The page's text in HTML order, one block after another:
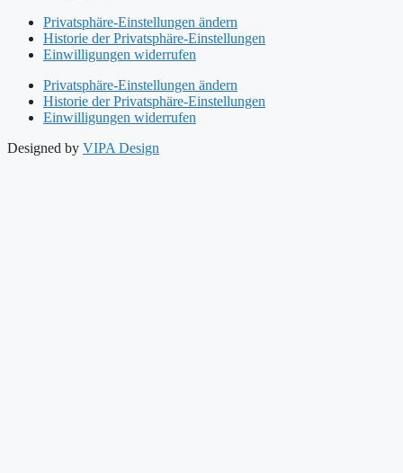
Privatsphäre-Einstellungen ändern
Historie der Privatsphäre-Einstellungen
Einwilligungen widerrufen
Privatsphäre-Einstellungen ändern
Historie der Privatsphäre-Einstellungen
Einwilligungen widerrufen
Designed by VIPA Design